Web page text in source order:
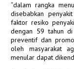
“dalam rangka
disebabkan
faktor resiko
dengan 59 tahun di
preventif dan
oleh masyarakat
menular dapat